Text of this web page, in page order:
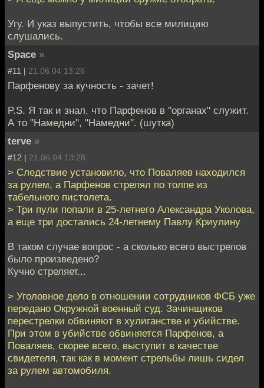
Угу. И указ выпустить, чтобы все милицию
слушались.
Space »
#11 | 21.06.04 13:26
Парфенову за кучность - зачет!
P.S. Я так и знал, что Парфенов в "органах" служит.
А то "Намедни", "Намедни". (шутка)
terve »
#12 | 21.06.04 13:28
> Следствие установило, что Поваляев находился
за рулем, а Парфенов стрелял по толпе из
табельного пистолета.
> Три пули попали в 25-летнего Александра Уколова,
а еще три достались 24-летнему Павлу Криулину
В таком случае вопрос - а сколько всего выстрелов
было произведено?
Кучно стреляет...
> Уголовное дело в отношении сотрудников ФСБ уже
передано Окружной военный суд. Зачинщиков
перестрелки обвиняют в хулиганстве и убийстве.
При этом в убийстве обвиняется Парфенов, а
Поваляев, скорее всего, выступит в качестве
свидетеля, так как в момент стрельбы лишь сидел
за рулем автомобиля.